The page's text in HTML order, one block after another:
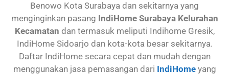
Benowo Kota Surabaya dan sekitarnya yang
menginginkan pasang IndiHome Surabaya Kelurahan
Kecamatan dan termasuk meliputi Indihome Gresik,
IndiHome Sidoarjo dan kota-kota besar sekitarnya.
Daftar IndiHome secara cepat dan mudah dengan
menggunakan jasa pemasangan dari IndiHome yang